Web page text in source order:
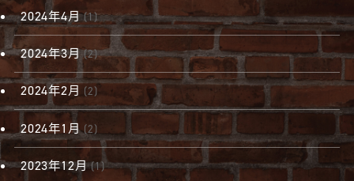
2024年4月(1)
2024年3月(2)
2024年2月 (2)
2024年1月(2)
2023年12月(1)